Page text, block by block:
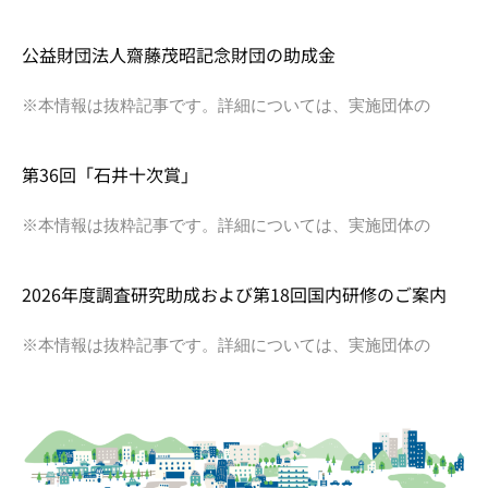
公益財団法人齋藤茂昭記念財団の助成金
※本情報は抜粋記事です。詳細については、実施団体の
第36回「石井十次賞」
※本情報は抜粋記事です。詳細については、実施団体の
2026年度調査研究助成および第18回国内研修のご案内
※本情報は抜粋記事です。詳細については、実施団体の